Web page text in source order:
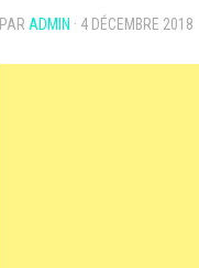
PAR ADMIN · 4 DÉCEMBRE 2018